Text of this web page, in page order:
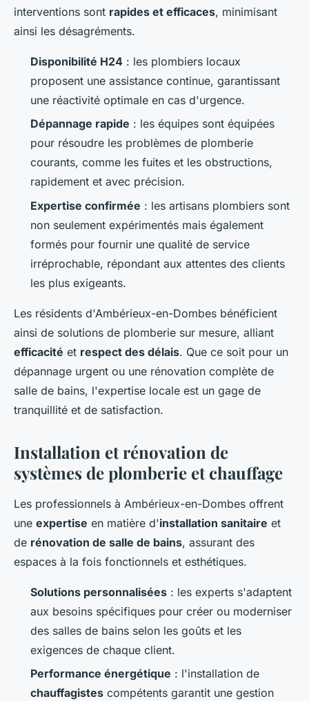
interventions sont rapides et efficaces, minimisant
ainsi les désagréments.
Disponibilité H24 : les plombiers locaux
proposent une assistance continue, garantissant
une réactivité optimale en cas d'urgence.
Dépannage rapide : les équipes sont équipées
pour résoudre les problèmes de plomberie
courants, comme les fuites et les obstructions,
rapidement et avec précision.
Expertise confirmée : les artisans plombiers sont
non seulement expérimentés mais également
formés pour fournir une qualité de service
irréprochable, répondant aux attentes des clients
les plus exigeants.
Les résidents d'Ambérieux-en-Dombes bénéficient
ainsi de solutions de plomberie sur mesure, alliant
efficacité et respect des délais. Que ce soit pour un
dépannage urgent ou une rénovation complète de
salle de bains, l'expertise locale est un gage de
tranquillité et de satisfaction.
Installation et rénovation de
systèmes de plomberie et chauffage
Les professionnels à Ambérieux-en-Dombes offrent
une expertise en matière d'installation sanitaire et
de rénovation de salle de bains, assurant des
espaces à la fois fonctionnels et esthétiques.
Solutions personnalisées : les experts s'adaptent
aux besoins spécifiques pour créer ou moderniser
des salles de bains selon les goûts et les
exigences de chaque client.
Performance énergétique : l'installation de
chauffagistes compétents garantit une gestion